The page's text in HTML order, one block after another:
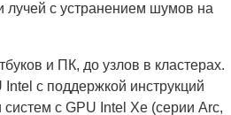
лучей c устранением шумов на
и ПК, до узлов в кластерах.
с поддержкой инструкций
с GPU Intel Xe (серии Arc,